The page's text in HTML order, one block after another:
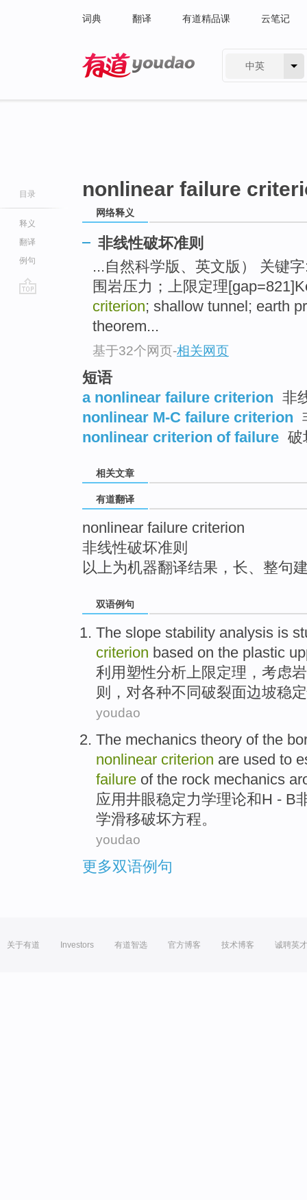
词典 翻译 有道精品课 云笔记
中英
目录
释义
翻译
例句
nonlinear failure
网络释义
非线性破坏准则
...自然科学版、英文版） 关键
围岩压力；上限定理
criterion; shallow tunnel; earth
theorem...
基于32个网页-相关网页
短语
a nonlinear failure criterion 非
nonlinear M-C failure criterion
nonlinear criterion of failure 破
相关文章
有道翻译
nonlinear failure criterion
非线性破坏准则
以上为机器翻译结果，长、整句
双语例句
The slope stability analysis is
criterion based on the plastic
利用 塑性分析上限定理，考虑
则， 对各种不同破裂面边坡稳
youdao
The mechanics theory of the
nonlinear criterion are used to
failure of the rock mechanics
应用井眼稳定力学理论和H - B
学滑移破坏方程。
youdao
更多双语例句
关于有道 Investors 有道智选 官方博客 技术博客 诚聘英才